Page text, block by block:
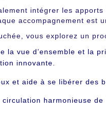
intégrer les apports
accompagnement est
vous explorez un
la vue d’ensemble et la
innovante.
et aide à se libérer des
harmonieuse de